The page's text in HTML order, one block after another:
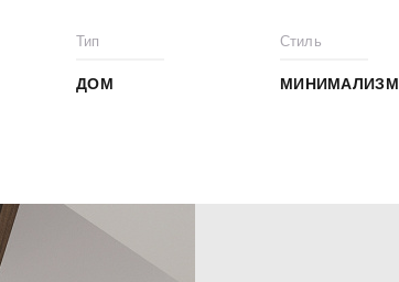
Тип
ДОМ
Стиль
МИНИМАЛИЗМ